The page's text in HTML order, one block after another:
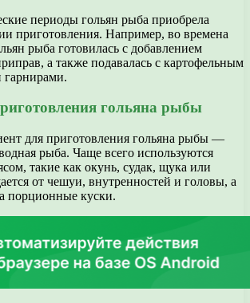
периоды гольян рыба приобрела
приготовления. Например, во времена
рыба готовилась с добавлением
а также подавалась с картофельным
гольяна рыбы
для приготовления гольяна рыбы —
рыба. Чаще всего используются
такие как окунь, судак, щука или
от чешуи, внутренностей и головы, а
порционные куски.